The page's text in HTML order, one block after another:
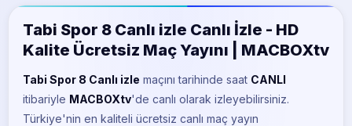
BeIN Sports 5
Tabi Spor 8 Canlı izle Canlı İzle - HD
Kalite Ücretsiz Maç Yayını | MACBOXtv
Tabi Spor 8 Canlı izle maçınıtarihinde saat CANLI
itibariyle MACBOXtv'de canlı olarak izleyebilirsiniz.
Türkiye'nin en kaliteli ücretsiz canlı maç yayın